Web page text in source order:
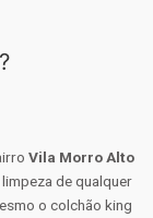
Vila Morro Alto
de qualquer
o colchão king